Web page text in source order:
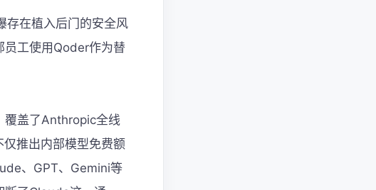
存在植入后门的安全风
员工使用Qoder作为替
覆盖了Anthropic全线
推出内部模型免费额
、GPT、Gemini等